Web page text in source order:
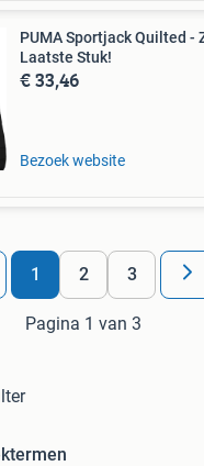
PUMA Sportjack Quilted -
Laatste Stuk!
€ 33,46
Bezoek website
1 2 3
Pagina 1 van 3